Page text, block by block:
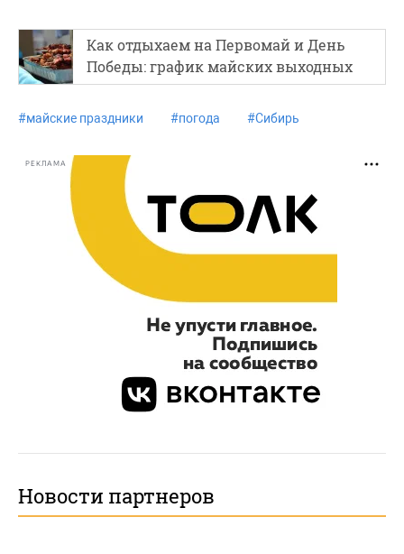
Как отдыхаем на Первомай и День
Победы: график майских выходных
#майские праздники #погода #Сибирь
РЕКЛАМА
Новости партнеров